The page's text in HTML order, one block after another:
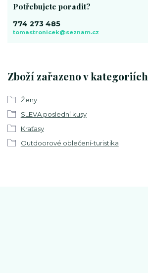
Zboží zařazeno v kategoriích
Ženy
SLEVA poslední kusy
Kraťasy
Outdoorové oblečení-turistika
Potřebujete poradit?
774 273 485
tomastronicek@seznam.cz